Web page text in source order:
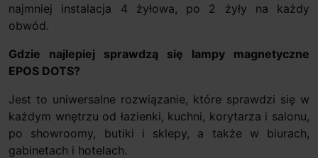
najmniej instalacja 4 żyłowa, po 2 żyły na każdy
obwód.
Gdzie najlepiej sprawdzą się lampy magnetyczne
EPOS DOTS?
Jest to uniwersalne rozwiązanie, które sprawdzi się w
każdym wnętrzu od łazienki, kuchni, korytarza i salonu,
po showroomy, butiki i sklepy, a także w biurach,
gabinetach i hotelach.